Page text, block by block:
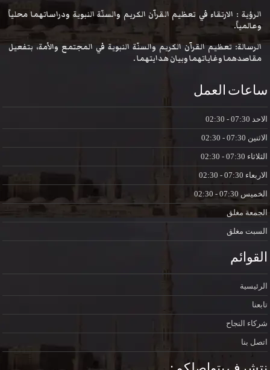
الرؤية : الارتقاء في تعظيم القرآن الكريم والسنّة النبوية ودراساتهما محلياً
وعالمياً.
الرسالة: تعظيم القرآن الكريم والسنّة النبوية في المجتمع والأمة، بتفعيل
مقاصدهما وغاياتهما وبيان هدايتهما .
ساعات العمل
الاحد
الاثنين
الثلاثاء
الاربعاء
الخميس
الجمعة مغلق
السبت مغلق
القوائم
الرئيسية
تابعنا
شركاء النجاح
اتصل بنا